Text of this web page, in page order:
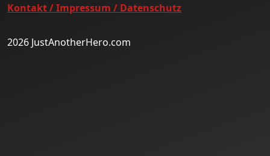
Kontakt / Impressum / Datenschutz
2026 JustAnotherHero.com